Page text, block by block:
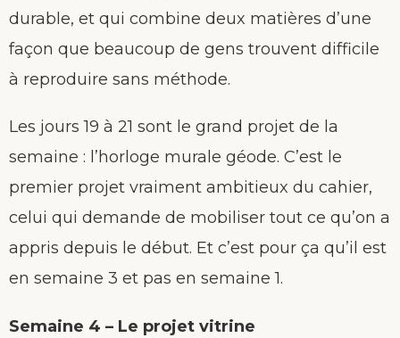
durable, et qui combine deux matières d’une
façon que beaucoup de gens trouvent difficile
à reproduire sans méthode.
Les jours 19 à 21 sont le grand projet de la
semaine : l’horloge murale géode. C’est le
premier projet vraiment ambitieux du cahier,
celui qui demande de mobiliser tout ce qu’on a
appris depuis le début. Et c’est pour ça qu’il est
en semaine 3 et pas en semaine 1.
Semaine 4 – Le projet vitrine